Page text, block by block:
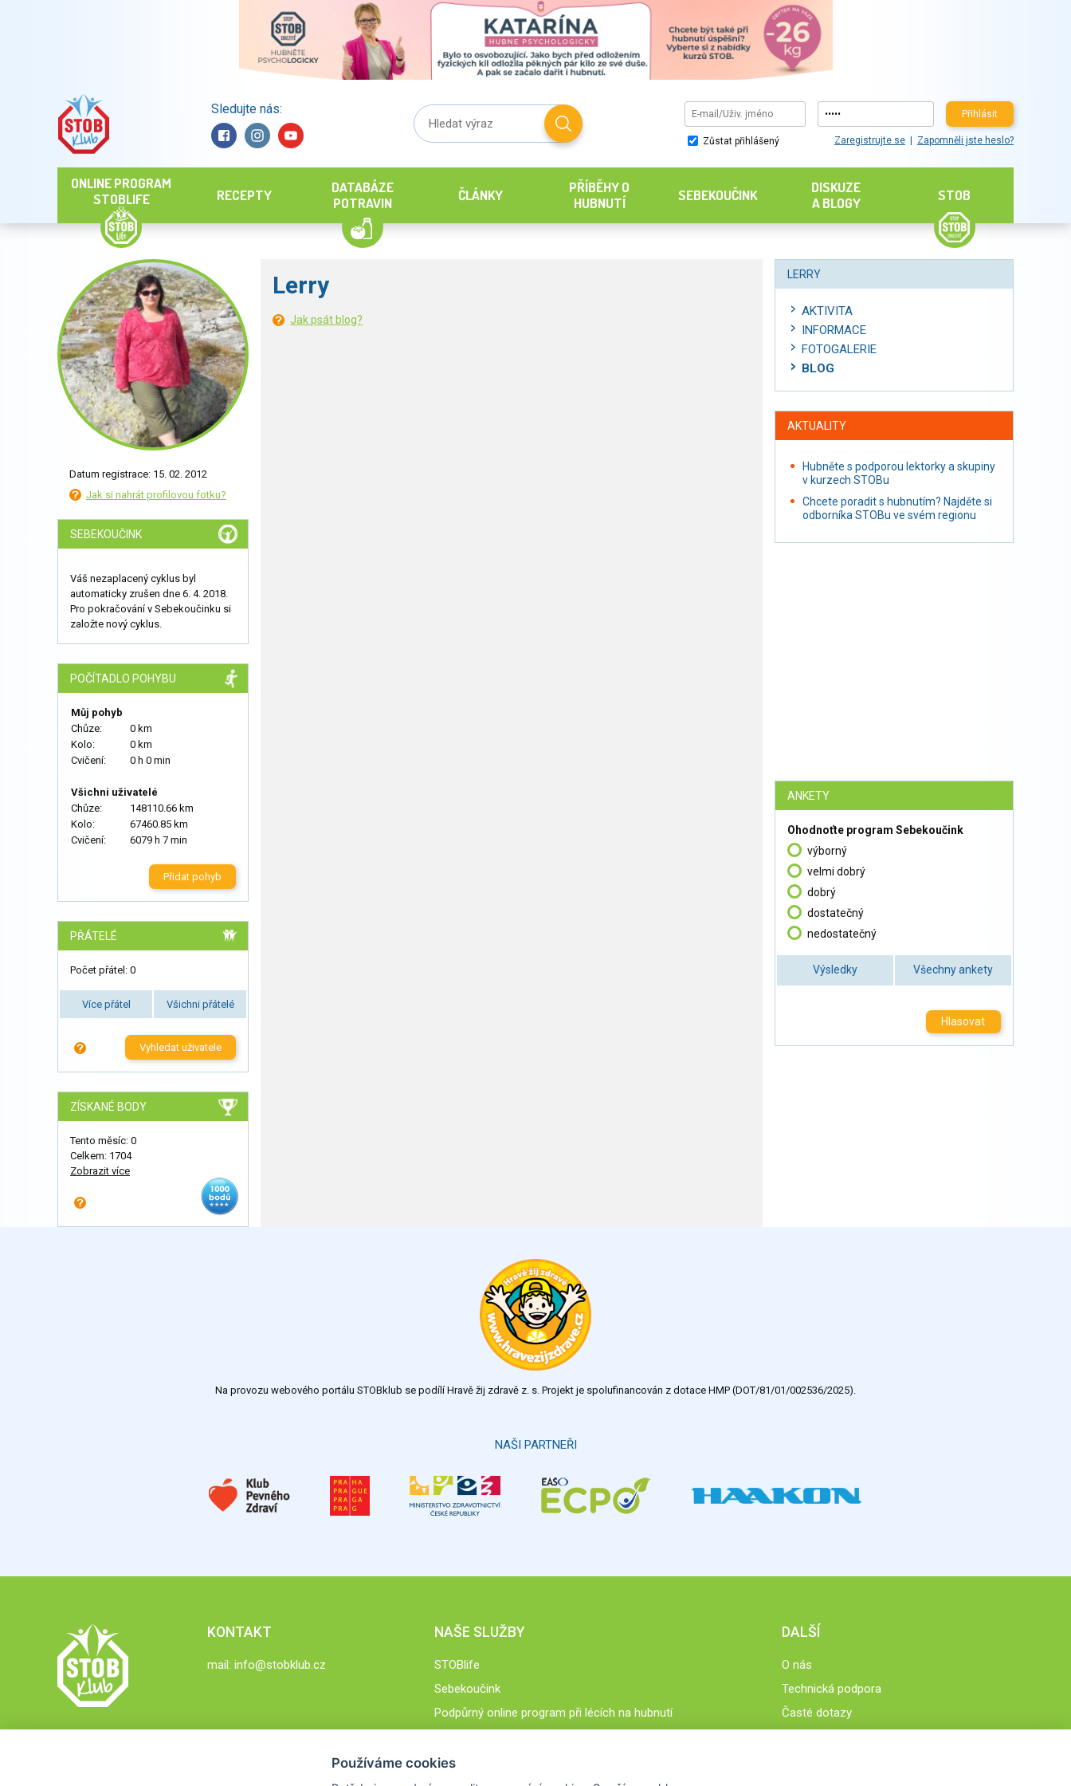
Sledujte nás: Přihlásit
Zůstat přihlášený Zaregistrujte se Zapomněli jste heslo?
ONLINE PROGRAM
STOBLIFE
RECEPTY
DATABÁZE
POTRAVIN
ČLÁNKY
PŘÍBĚHY O
HUBNUTÍ
SEBEKOUČINK
DISKUZE
A BLOGY
STOB
Datum registrace: 15. 02. 2012
Jak si nahrát profilovou fotku?
SEBEKOUČINK
Váš nezaplacený cyklus byl
automaticky zrušen dne 6. 4. 2018.
Pro pokračování v Sebekoučinku si
založte nový cyklus.
POČÍTADLO POHYBU
Můj pohyb
Chůze:
0 km
Kolo:
0 km
Cvičení:
0 h 0 min
Všichni uživatelé
Chůze:
148110.66 km
Kolo:
67460.85 km
Cvičení:
6079 h 7 min
Přidat pohyb
PŘÁTELÉ
Počet přátel: 0
Více přátel Všichni přátelé
Vyhledat uživatele
ZÍSKANÉ BODY
Tento měsíc: 0
Celkem: 1704
Zobrazit více
Lerry
Jak psát blog?
LERRY
AKTIVITA
INFORMACE
FOTOGALERIE
BLOG
AKTUALITY
Hubněte s podporou lektorky a skupiny
v kurzech STOBu
Chcete poradit s hubnutím? Najděte si
odborníka STOBu ve svém regionu
ANKETY
Ohodnoťte program Sebekoučink
výborný
velmi dobrý
dobrý
dostatečný
nedostatečný
Výsledky Všechny ankety
Hlasovat
Na provozu webového portálu STOBklub se podílí Hravě žij zdravě z. s. Projekt je spolufinancován z dotace HMP (DOT/81/01/002536/2025).
NAŠI PARTNEŘI
KONTAKT
mail: info@stobklub.cz
NAŠE SLUŽBY
STOBlife
Sebekoučink
Podpůrný online program při lécích na hubnutí
DALŠÍ
O nás
Technická podpora
Časté dotazy
Používáme cookies